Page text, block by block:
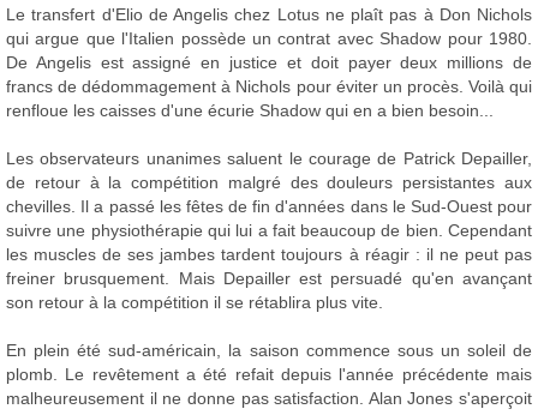
Le transfert d'Elio de Angelis chez Lotus ne plaît pas à Don Nichols
qui argue que l'Italien possède un contrat avec Shadow pour 1980.
De Angelis est assigné en justice et doit payer deux millions de
francs de dédommagement à Nichols pour éviter un procès. Voilà qui
renfloue les caisses d'une écurie Shadow qui en a bien besoin...
Les observateurs unanimes saluent le courage de Patrick Depailler,
de retour à la compétition malgré des douleurs persistantes aux
chevilles. Il a passé les fêtes de fin d'années dans le Sud-Ouest pour
suivre une physiothérapie qui lui a fait beaucoup de bien. Cependant
les muscles de ses jambes tardent toujours à réagir : il ne peut pas
freiner brusquement. Mais Depailler est persuadé qu'en avançant
son retour à la compétition il se rétablira plus vite.
En plein été sud-américain, la saison commence sous un soleil de
plomb. Le revêtement a été refait depuis l'année précédente mais
malheureusement il ne donne pas satisfaction. Alan Jones s'aperçoit